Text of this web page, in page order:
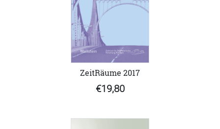
ZeitRäume 2017
€19,80